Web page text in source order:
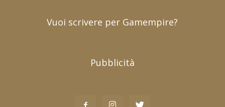
Vuoi scrivere per Gamempire?
Pubblicità